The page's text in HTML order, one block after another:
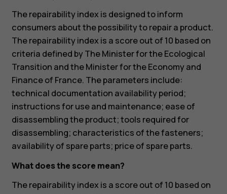
The repairability index is designed to inform
consumers about the possibility to repair a product.
The repairability index is a score out of 10 based on
criteria defined by The Minister for the Ecological
Transition and the Minister for the Economy and
Finance of France. The parameters include:
technical documentation availability period;
instructions for use and maintenance; ease of
disassembling the product; tools required for
disassembling; characteristics of the fasteners;
availability of spare parts; price of spare parts.
What does the score mean?
The repairability index is a score out of 10 based on